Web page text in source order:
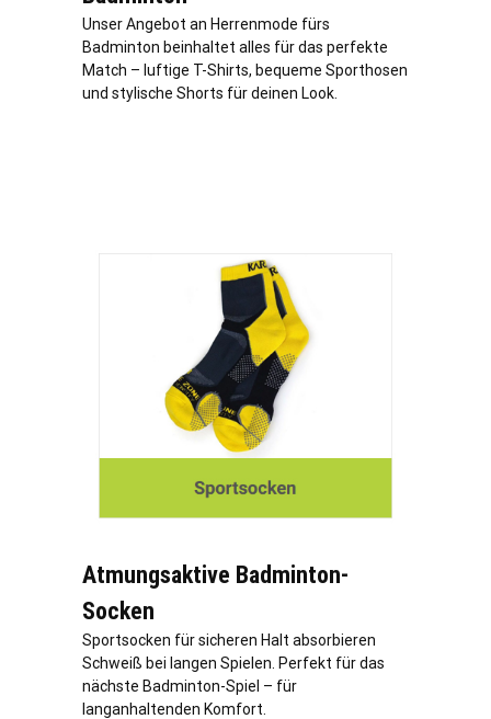
Unser Angebot an Herrenmode fürs
Badminton beinhaltet alles für das perfekte
Match – luftige T-Shirts, bequeme Sporthosen
und stylische Shorts für deinen Look.
Atmungsaktive Badminton-
Socken
Sportsocken für sicheren Halt absorbieren
Schweiß bei langen Spielen. Perfekt für das
nächste Badminton-Spiel – für
langanhaltenden Komfort.